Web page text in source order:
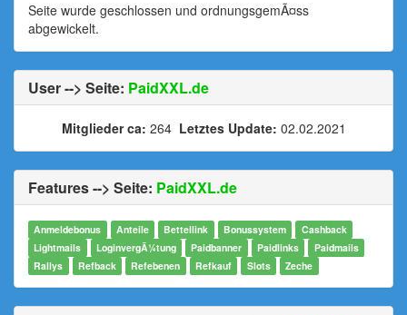
Seite wurde geschlossen und ordnungsgemÃ¤ss
abgewickelt.
User --> Seite: PaidXXL.de
Mitglieder ca: 264 Letztes Update: 02.02.2021
Features --> Seite: PaidXXL.de
Anmeldebonus Anteile Bettellink Bonussystem
Cashback
Lightmails
LoginvergÃ¼tung Paidbanner Paidlinks
Paidmails
Rallys
Refback Refebenen Refkauf Slots Zeche